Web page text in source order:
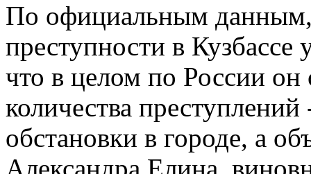
По официальным данным,
преступности в
что в целом по России он
количества
обстановки в городе, а